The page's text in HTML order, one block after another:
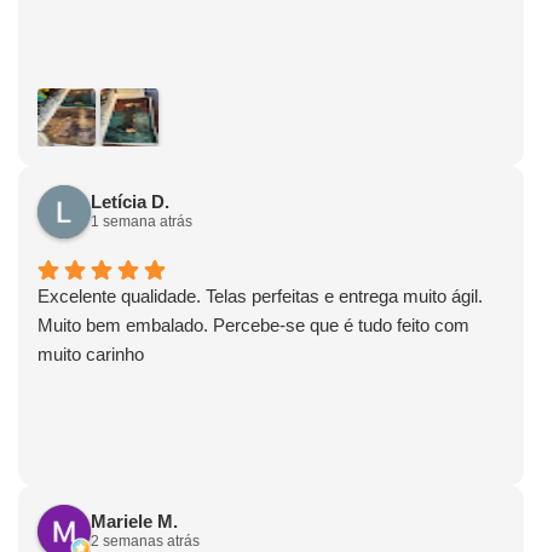
Letícia D.
1 semana atrás
Excelente qualidade. Telas perfeitas e entrega muito ágil.
Muito bem embalado. Percebe-se que é tudo feito com
muito carinho
Mariele M.
2 semanas atrás